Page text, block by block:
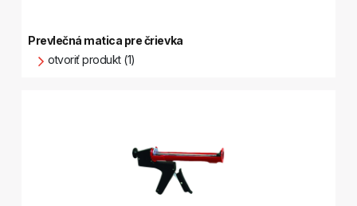
Prevlečná matica pre črievka
otvoriť produkt (1)